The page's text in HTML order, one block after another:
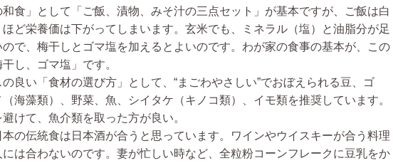
食」として「ご飯、漬物、みそ汁の三点セット」が基本ですが、ご飯は白
ど栄養価は下がってしまいます。玄米でも、ミネラル（塩）と油脂分が足
ので、梅干しとゴマ塩を加えるとよいのです。わが家の食事の基本が、この
干し、ゴマ塩」です。
良い「食材の選び方」として、“まごわやさしい”でおぼえられる豆、ゴ
海藻類）、野菜、魚、シイタケ（キノコ類）、イモ類を推奨しています。
けて、魚介類を取った方が良い。
の伝統食は日本酒が合うと思っています。ワインやウイスキーが合う料理
には合わないのです。妻が忙しい時など、全粒粉コーンフレークに豆乳をか